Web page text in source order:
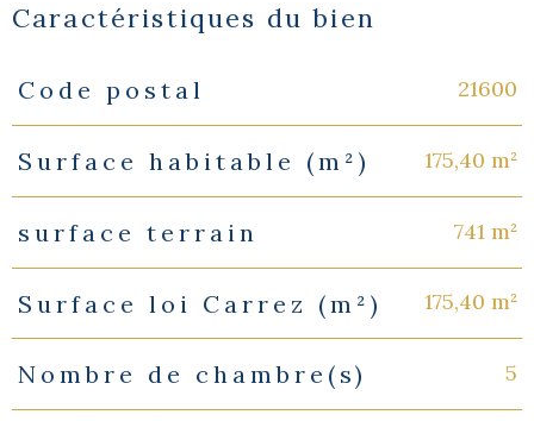
Caractéristiques du bien
Caractéristiques Valeurs
Code postal 21600
Surface habitable (m²) 175,40 m²
surface terrain 741 m²
Surface loi Carrez (m²) 175,40 m²
Nombre de chambre(s) 5